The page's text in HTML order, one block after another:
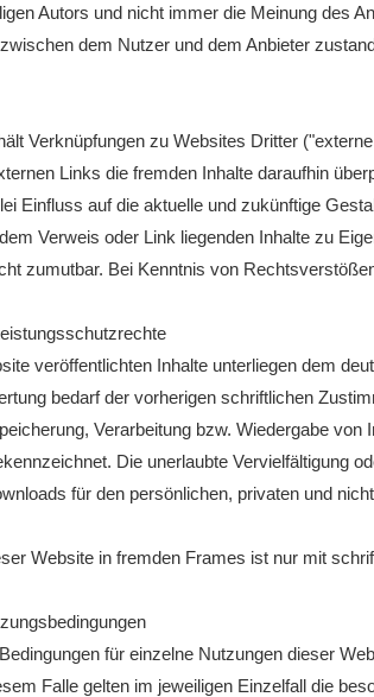
Autors und nicht immer die Meinung des
dem Nutzer und dem Anbieter
Verknüpfungen zu Websites Dritter
Links die fremden Inhalte daraufhin
Einfluss auf die aktuelle und zukünftige
Verweis oder Link liegenden Inhalte zu
zumutbar. Bei Kenntnis von
veröffentlichten Inhalte unterliegen dem
bedarf der vorherigen schriftlichen
Verarbeitung bzw. Wiedergabe
Die unerlaubte Vervielfältigung
für den persönlichen, privaten und
Website in fremden Frames ist nur mit
für einzelne Nutzungen dieser
Falle gelten im jeweiligen Einzelfall die